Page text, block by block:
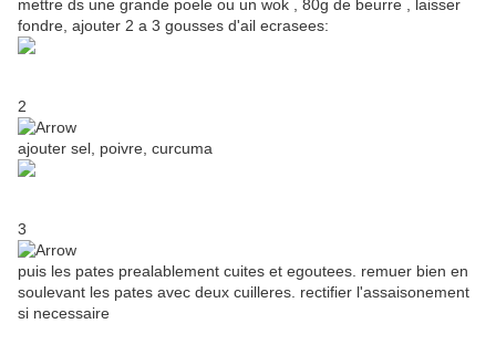
mettre ds une grande poele ou un wok , 80g de beurre , laisser
fondre, ajouter 2 a 3 gousses d'ail ecrasees:
2
ajouter sel, poivre, curcuma
3
puis les pates prealablement cuites et egoutees. remuer bien en
soulevant les pates avec deux cuilleres. rectifier l'assaisonement
si necessaire